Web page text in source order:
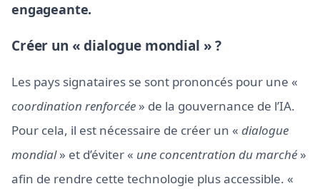
engageante.
Créer un « dialogue mondial » ?
Les pays signataires se sont prononcés pour une «
coordination renforcée » de la gouvernance de l’IA.
Pour cela, il est nécessaire de créer un « dialogue
mondial» et d’éviter « une concentration du marché »
afin de rendre cette technologie plus accessible. «